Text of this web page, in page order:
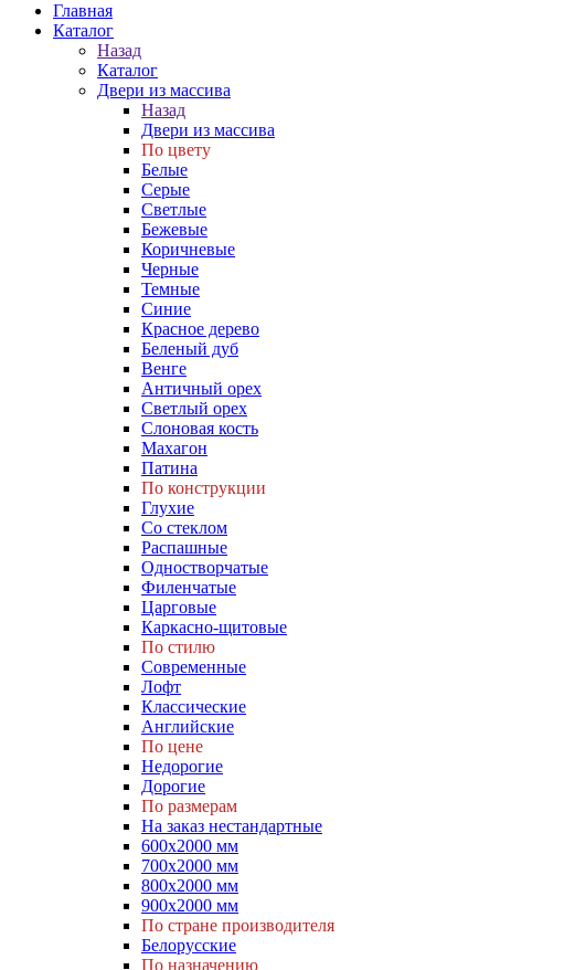
Главная
Каталог
Назад
Каталог
Двери из массива
Назад
Двери из массива
По цвету
Белые
Серые
Светлые
Бежевые
Коричневые
Черные
Темные
Синие
Красное дерево
Беленый дуб
Венге
Античный орех
Светлый орех
Слоновая кость
Махагон
Патина
По конструкции
Глухие
Со стеклом
Распашные
Одностворчатые
Филенчатые
Царговые
Каркасно-щитовые
По стилю
Современные
Лофт
Классические
Английские
По цене
Недорогие
Дорогие
По размерам
На заказ нестандартные
600х2000 мм
700х2000 мм
800х2000 мм
900х2000 мм
По стране производителя
Белорусские
По назначению